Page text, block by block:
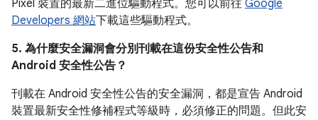
Pixel 裝置的最新二進位驅動程式。您可以前往 Google
Developers 網站下載這些驅動程式。
5. 為什麼安全漏洞會分別刊載在這份安全性公告和
Android 安全性公告？
刊載在 Android 安全性公告的安全漏洞，都是宣告 Android
裝置最新安全性修補程式等級時，必須修正的問題。但此安